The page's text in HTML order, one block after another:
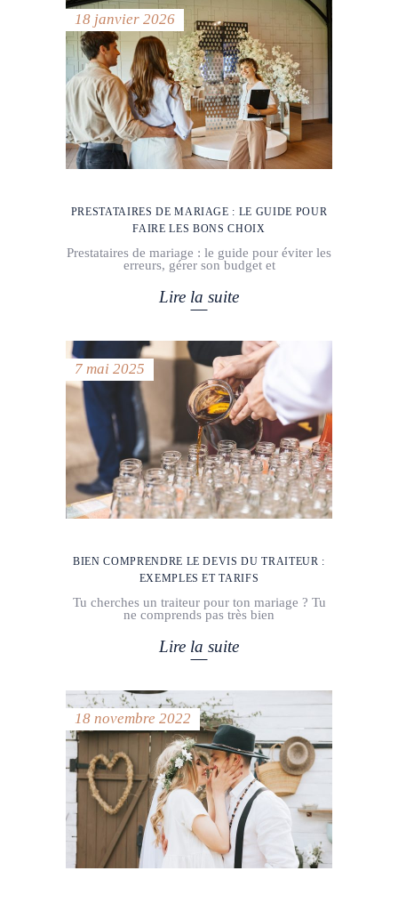
18 janvier 2026
PRESTATAIRES DE MARIAGE : LE GUIDE POUR
FAIRE LES BONS CHOIX
Prestataires de mariage : le guide pour éviter les
erreurs, gérer son budget et
Lire la suite
7 mai 2025
BIEN COMPRENDRE LE DEVIS DU TRAITEUR :
EXEMPLES ET TARIFS
Tu cherches un traiteur pour ton mariage ? Tu
ne comprends pas très bien
Lire la suite
18 novembre 2022